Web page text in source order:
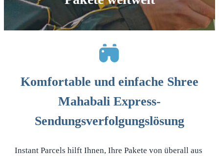
Komfortable und einfache Shree
Mahabali Express-
Sendungsverfolgungslösung
Instant Parcels hilft Ihnen, Ihre Pakete von überall aus